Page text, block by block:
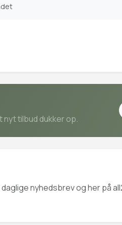
tilbud dukker op.
nyhedsbrev og her på